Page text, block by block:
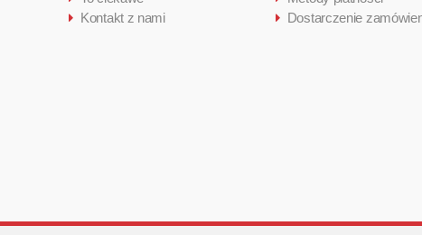
Kontakt z nami
Dostarczenie